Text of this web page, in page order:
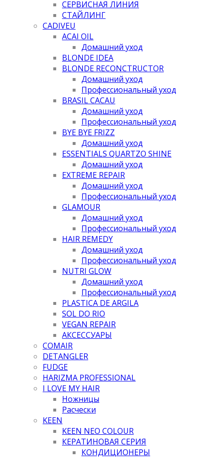
СЕРВИСНАЯ ЛИНИЯ
СТАЙЛИНГ
CADIVEU
ACAI OIL
Домашний уход
BLONDE IDEA
BLONDE RECONCTRUCTOR
Домашний уход
Профессиональный уход
BRASIL CACAU
Домашний уход
Профессиональный уход
BYE BYE FRIZZ
Домашний уход
ESSENTIALS QUARTZO SHINE
Домашний уход
EXTREME REPAIR
Домашний уход
Профессиональный уход
GLAMOUR
Домашний уход
Профессиональный уход
HAIR REMEDY
Домашний уход
Профессиональный уход
NUTRI GLOW
Домашний уход
Профессиональный уход
PLASTICA DE ARGILA
SOL DO RIO
VEGAN REPAIR
АКСЕССУАРЫ
COMAIR
DETANGLER
FUDGE
HARIZMA PROFESSIONAL
I LOVE MY HAIR
Ножницы
Расчески
KEEN
KEEN NEO COLOUR
КЕРАТИНОВАЯ СЕРИЯ
КОНДИЦИОНЕРЫ